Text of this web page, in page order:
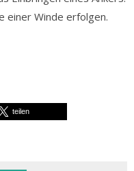
einer Winde erfolgen.
teilen